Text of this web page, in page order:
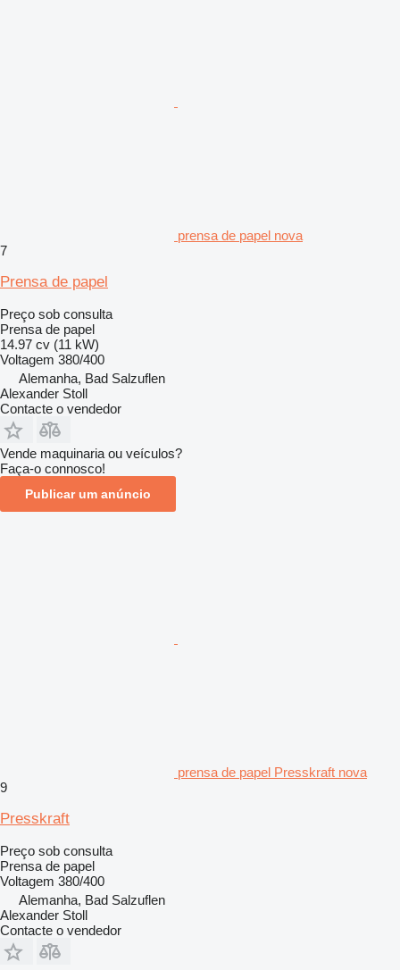
prensa de papel nova
7
Prensa de papel
Preço sob consulta
Prensa de papel
14.97 cv (11 kW)
Voltagem 380/400
Alemanha, Bad Salzuflen
Alexander Stoll
Contacte o vendedor
Vende maquinaria ou veículos?
Faça-o connosco!
Publicar um anúncio
prensa de papel Presskraft nova
9
Presskraft
Preço sob consulta
Prensa de papel
Voltagem 380/400
Alemanha, Bad Salzuflen
Alexander Stoll
Contacte o vendedor